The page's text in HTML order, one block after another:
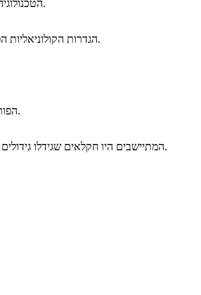
הטכנולוגיה של אינדיאנים מגוונים על ידי שבט. עם זאת, כלי חרס וכלי נשק, כמו קשת החץ, היו פריטים סטנדרטיים המשמשים לבשל ולצוד עם.
הגדרות הקולוניאליות הפופולריות ביותר היו המושבות של פלימות פלנטיישן במסצ'וסטס ג'יימסטאון, וירג'יניה. המתיישבים אלה סייעו ליישב את החוף המזרחי.
"הפוריטנים" היו קבוצה דתית אשר עזבה את אנגליה, בניסיון לטהר את הכנסייה. רובם היו נוצרים אדוקים להכנת הכנסייה במרכז היישוב.
המתיישבים היו חקלאים שגידלו גידולים צמחיים ובעלי חיים כדי לשרוד. על פי סיפורים מסוימים, מתיישבים הסתייעו האינדיאנים, שלמדו אותם מיומנויות בסיסיות להישרדות.